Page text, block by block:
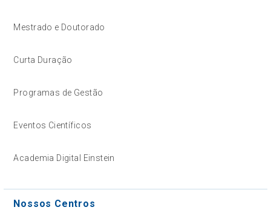
Mestrado e Doutorado
Curta Duração
Programas de Gestão
Eventos Científicos
Academia Digital Einstein
Nossos Centros